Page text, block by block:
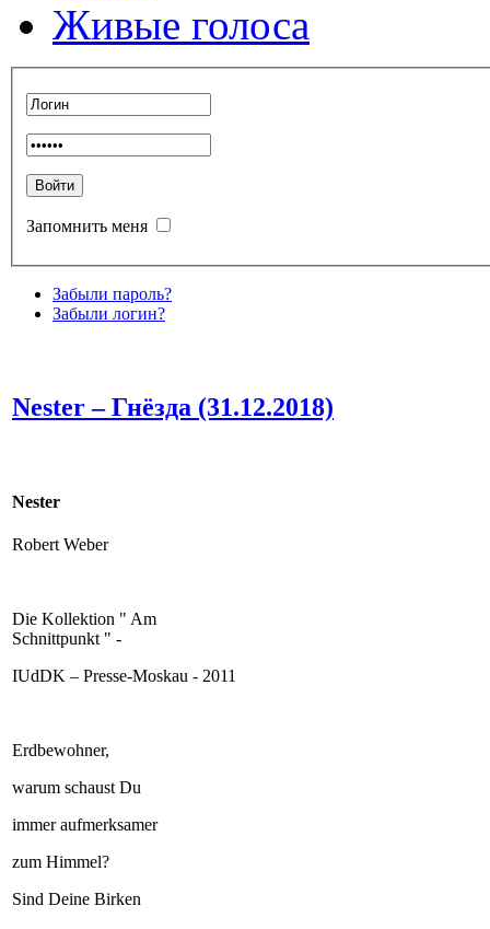
Живые голоса
Запомнить меня
Забыли пароль?
Забыли логин?
Nester – Гнёзда (31.12.2018)
Nester
Robert Weber
Die Kollektion " Am
Schnittpunkt " -
IUdDK – Presse-Moskau - 2011
Erdbewohner,
warum schaust Du
immer aufmerksamer
zum Himmel?
Sind Deine Birken